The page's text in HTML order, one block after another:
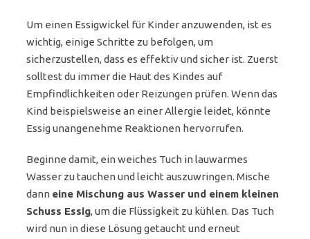
Um einen Essigwickel für Kinder anzuwenden, ist es
wichtig, einige Schritte zu befolgen, um
sicherzustellen, dass es effektiv und sicher ist. Zuerst
solltest du immer die Haut des Kindes auf
Empfindlichkeiten oder Reizungen prüfen. Wenn das
Kind beispielsweise an einer Allergie leidet, könnte
Essig unangenehme Reaktionen hervorrufen.
Beginne damit, ein weiches Tuch in lauwarmes
Wasser zu tauchen und leicht auszuwringen. Mische
dann eine Mischung aus Wasser und einem kleinen
Schuss Essig, um die Flüssigkeit zu kühlen. Das Tuch
wird nun in diese Lösung getaucht und erneut